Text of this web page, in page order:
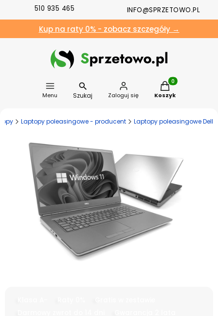
510 935 465 INFO@SPRZETOWO.PL
Kup na raty 0% - zobacz szczegóły →
Menu Szukaj Zaloguj się
Produkty w
Koszyk
Laptopy poleasingowe - producent Laptopy poleasingowe Dell